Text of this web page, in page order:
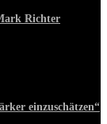
Richter
einzuschätzen“